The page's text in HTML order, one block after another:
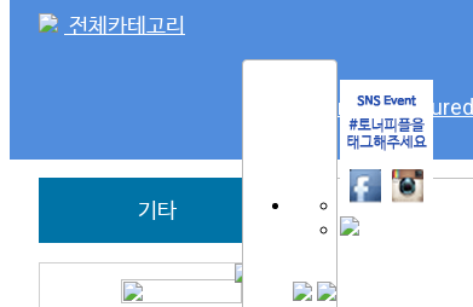
전체카테고리
SK Remanufactured
기타